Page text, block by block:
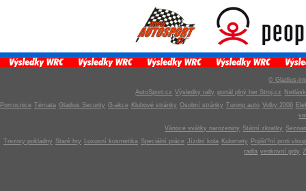
© Gladius-
AutoSport.cz Výsledky rally portál plný her Stroj.cz
Pomocnice Témata Gladius Security G-akce Klubové stránky Osobní stránky Tuning auto Volby 2006
Vánoce svátky narozeniny Státní zkratky
Trezory pokladny Staré hry Luxusní kosmetika Speciální práce Jízdní kola Kulomety
Pojišt?ní proti
radla venkovní grily